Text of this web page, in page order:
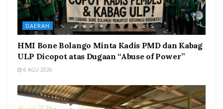
DAERAH
HMI Bone Bolango Minta Kadis PMD dan Kabag
ULP Dicopot atas Dugaan “Abuse of Power”
6 AGU 2026